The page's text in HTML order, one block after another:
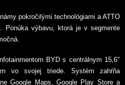
pokročilými technológiami a ATTO
výbavu, ktorá je v segmente
BYD s centrálnym 15,6"
vo svojej triede. Systém zahŕňa
Google Maps, Google Play Store a